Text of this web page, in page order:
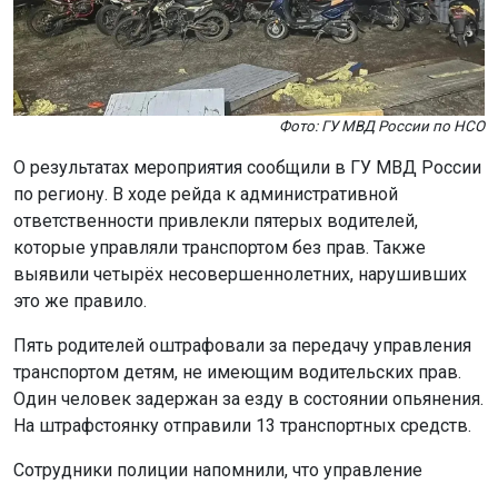
Фото: ГУ МВД России по НСО
О результатах мероприятия сообщили в ГУ МВД России
по региону. В ходе рейда к административной
ответственности привлекли пятерых водителей,
которые управляли транспортом без прав. Также
выявили четырёх несовершеннолетних, нарушивших
это же правило.
Пять родителей оштрафовали за передачу управления
транспортом детям, не имеющим водительских прав.
Один человек задержан за езду в состоянии опьянения.
На штрафстоянку отправили 13 транспортных средств.
Сотрудники полиции напомнили, что управление